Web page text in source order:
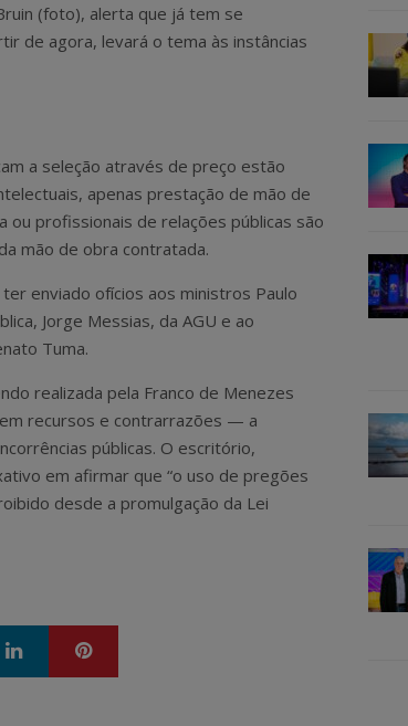
(foto), alerta que já tem se
de agora, levará o tema às instâncias
a seleção através de preço estão
apenas prestação de mão de
profissionais de relações públicas são
mão de obra contratada.
enviado ofícios aos ministros Paulo
Jorge Messias, da AGU e ao
Tuma.
realizada pela Franco de Menezes
recursos e contrarrazões — a
públicas. O escritório,
em afirmar que “o uso de pregões
desde a promulgação da Lei
LinkedIn